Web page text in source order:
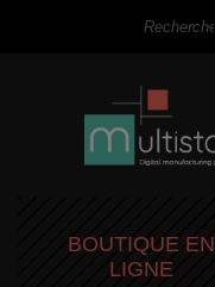
BOUTIQUE EN
LIGNE